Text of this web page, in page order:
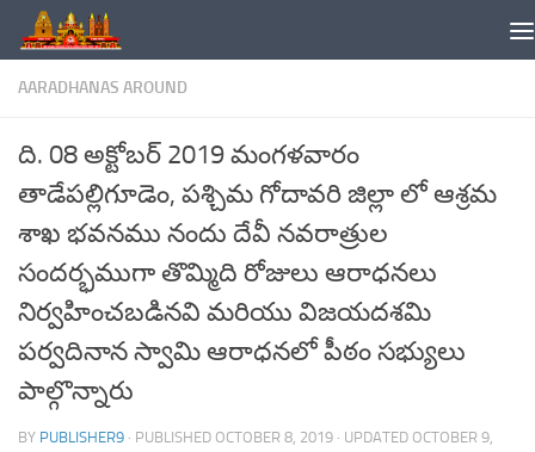
Skip to content
AARADHANAS AROUND
ది. 08 అక్టోబర్ 2019 మంగళవారం
తాడేపల్లిగూడెం, పశ్చిమ గోదావరి జిల్లా లో ఆశ్రమ
శాఖ భవనము నందు దేవీ నవరాత్రుల
సందర్భముగా తొమ్మిది రోజులు ఆరాధనలు
నిర్వహించబడినవి మరియు విజయదశమి
పర్వదినాన స్వామి ఆరాధనలో పీఠం సభ్యులు
పాల్గొన్నారు
BY PUBLISHER9 · PUBLISHED OCTOBER 8, 2019 · UPDATED OCTOBER 9,